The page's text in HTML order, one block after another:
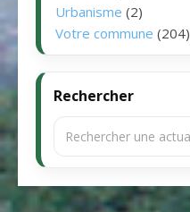
Urbanisme (2)
Votre commune (204)
Rechercher